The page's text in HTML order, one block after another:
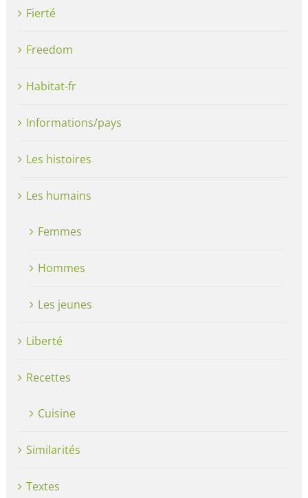
Fierté
Freedom
Habitat-fr
Informations/pays
Les histoires
Les humains
Femmes
Hommes
Les jeunes
Liberté
Recettes
Cuisine
Similarités
Textes